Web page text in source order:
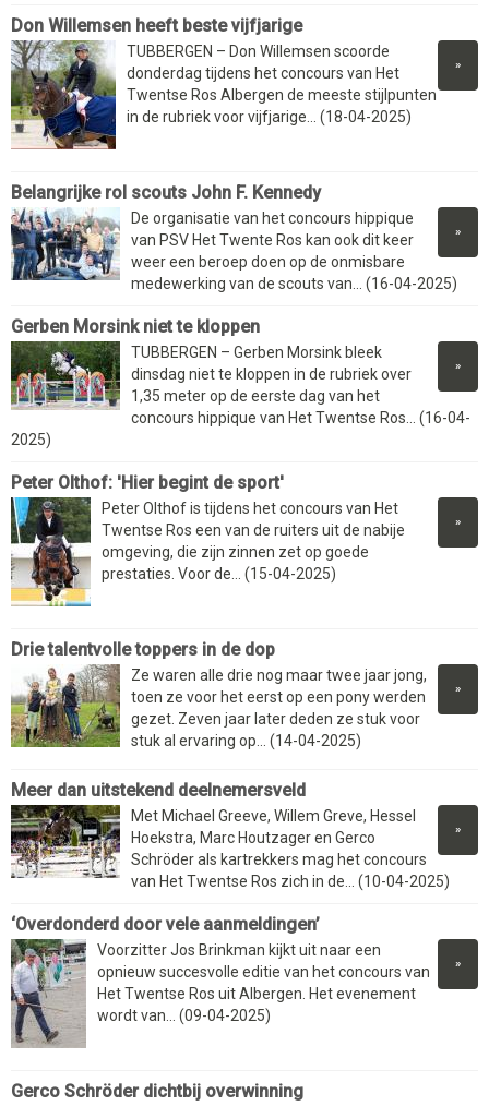
Don Willemsen heeft beste vijfjarige
»
TUBBERGEN – Don Willemsen scoorde
donderdag tijdens het concours van Het
Twentse Ros Albergen de meeste stijlpunten
in de rubriek voor vijfjarige... (18-04-2025)
Belangrijke rol scouts John F. Kennedy
»
De organisatie van het concours hippique
van PSV Het Twente Ros kan ook dit keer
weer een beroep doen op de onmisbare
medewerking van de scouts van... (16-04-2025)
Gerben Morsink niet te kloppen
»
TUBBERGEN – Gerben Morsink bleek
dinsdag niet te kloppen in de rubriek over
1,35 meter op de eerste dag van het
concours hippique van Het Twentse Ros... (16-04-
2025)
Peter Olthof: 'Hier begint de sport'
»
Peter Olthof is tijdens het concours van Het
Twentse Ros een van de ruiters uit de nabije
omgeving, die zijn zinnen zet op goede
prestaties. Voor de... (15-04-2025)
Drie talentvolle toppers in de dop
»
Ze waren alle drie nog maar twee jaar jong,
toen ze voor het eerst op een pony werden
gezet. Zeven jaar later deden ze stuk voor
stuk al ervaring op... (14-04-2025)
Meer dan uitstekend deelnemersveld
»
Met Michael Greeve, Willem Greve, Hessel
Hoekstra, Marc Houtzager en Gerco
Schröder als kartrekkers mag het concours
van Het Twentse Ros zich in de... (10-04-2025)
‘Overdonderd door vele aanmeldingen’
»
Voorzitter Jos Brinkman kijkt uit naar een
opnieuw succesvolle editie van het concours van
Het Twentse Ros uit Albergen. Het evenement
wordt van... (09-04-2025)
Gerco Schröder dichtbij overwinning